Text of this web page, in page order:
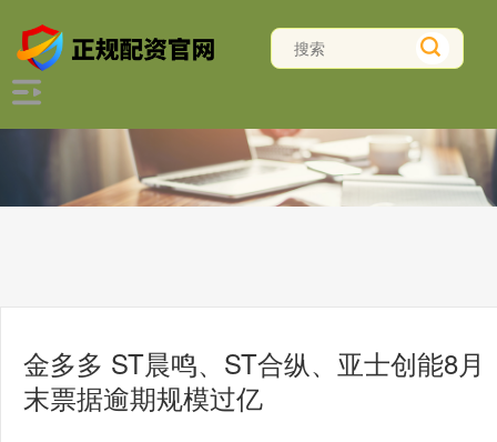
金多多 ST晨鸣、ST合纵、亚士创能8月
末票据逾期规模过亿